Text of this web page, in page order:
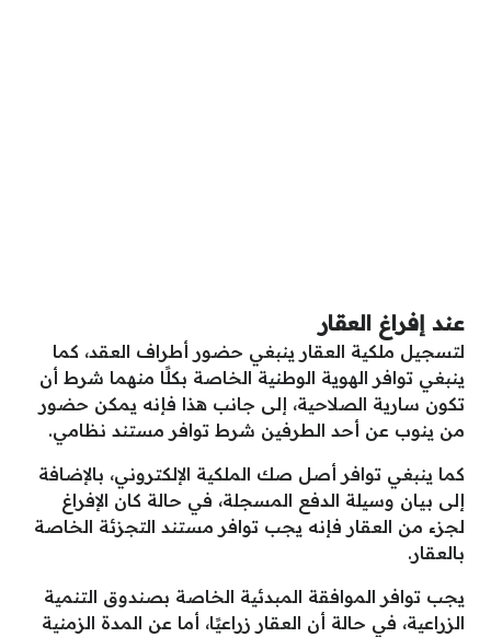
عند إفراغ العقار
لتسجيل ملكية العقار ينبغي حضور أطراف العقد، كما
ينبغي توافر الهوية الوطنية الخاصة بكلًا منهما شرط أن
تكون سارية الصلاحية، إلى جانب هذا فإنه يمكن حضور
من ينوب عن أحد الطرفين شرط توافر مستند نظامي.
كما ينبغي توافر أصل صك الملكية الإلكتروني، بالإضافة
إلى بيان وسيلة الدفع المسجلة، في حالة كان الإفراغ
لجزء من العقار فإنه يجب توافر مستند التجزئة الخاصة
بالعقار.
يجب توافر الموافقة المبدئية الخاصة بصندوق التنمية
الزراعية، في حالة أن العقار زراعيًا، أما عن المدة الزمنية